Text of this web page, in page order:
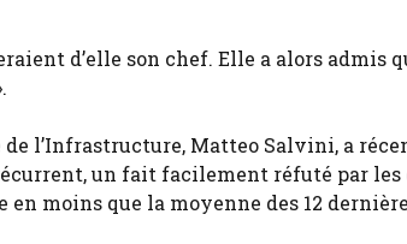
d’elle son chef. Elle a alors admis
l’Infrastructure, Matteo Salvini, a
un fait facilement réfuté par les
en moins que la moyenne des 12